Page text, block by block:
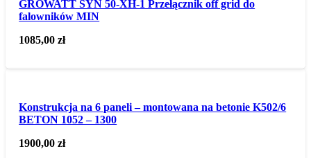
GROWATT SYN 50-XH-1 Przełącznik off grid do
falowników MIN
1085,00zł
Konstrukcja na 6 paneli – montowana na betonie K502/6
BETON 1052 – 1300
1900,00zł